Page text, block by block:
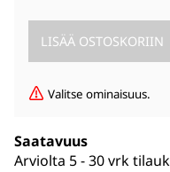
Valitse ominaisuus.
Saatavuus
Arviolta 5 - 30 vrk